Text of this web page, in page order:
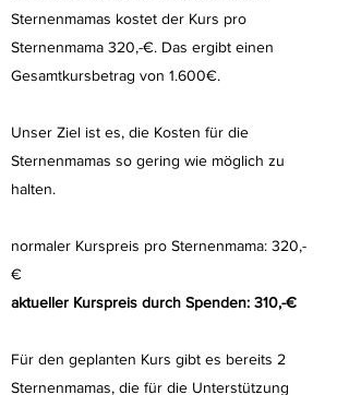
Sternenmamas kostet der Kurs pro
Sternenmama 320,-€. Das ergibt einen
Gesamtkursbetrag von 1.600€.
Unser Ziel ist es, die Kosten für die
Sternenmamas so gering wie möglich zu
halten.
normaler Kurspreis pro Sternenmama: 320,-
€
aktueller Kurspreis durch Spenden: 310,-€
Für den geplanten Kurs gibt es bereits 2
Sternenmamas, die für die Unterstützung